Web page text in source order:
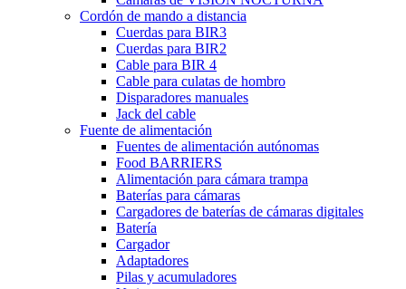
Cordón de mando a distancia
Cuerdas para BIR3
Cuerdas para BIR2
Cable para BIR 4
Cable para culatas de hombro
Disparadores manuales
Jack del cable
Fuente de alimentación
Fuentes de alimentación autónomas
Food BARRIERS
Alimentación para cámara trampa
Baterías para cámaras
Cargadores de baterías de cámaras digitales
Batería
Cargador
Adaptadores
Pilas y acumuladores